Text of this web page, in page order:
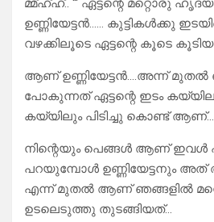
മ്മ്ഹ്ഹ്.. “‘ ഏട്ടന്റെ മറ്റൊരു
ഉണ്ണിയേട്ടൻ…… കുട്ടികൾക്കു
വഴക്കിലൂടെ ഏട്ടന്റെ കൂടെ
ആണ് ഉണ്ണിയേട്ടൻ….അന്ന് മുതൽ
പോകുന്നത് ഏട്ടന്റെ ഇടം കയ്യിലും
കയ്യിലും പിടിച്ചു കൊണ്ട് ആണ്…
നിന്റെയും പെങ്ങൾ ആണ് ഇവൾ
പറയുമ്പോൾ ഉണ്ണിയേട്ടനും അത്
എന്ന് മുതൽ ആണ് ഞങ്ങളിൽ
ഉടലെടുത്തു തുടങ്ങിയത്…